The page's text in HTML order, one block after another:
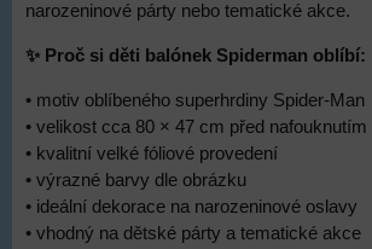
narozeninové párty nebo tematické akce.
✨ Proč si děti balónek Spiderman oblíbí:
• motiv oblíbeného superhrdiny Spider-Man
• velikost cca 80 × 47 cm před nafouknutím
• kvalitní velké fóliové provedení
• výrazné barvy dle obrázku
• ideální dekorace na narozeninové oslavy
• vhodný na dětské párty a tematické akce